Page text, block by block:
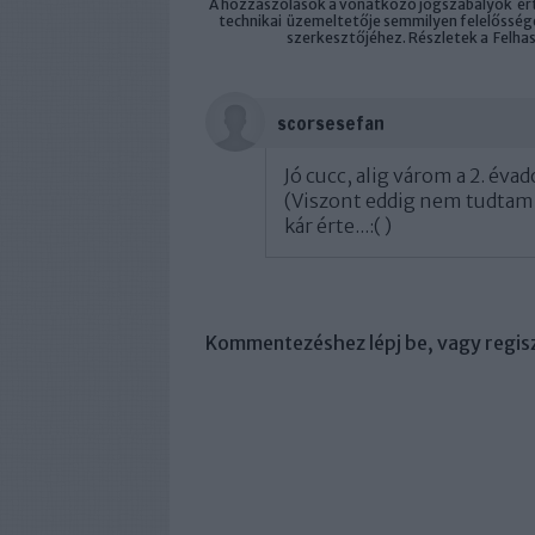
A hozzászólások a vonatkozó jogszabályok
technikai üzemeltetője semmilyen
szerkesztőjéhez. Részletek a
scorsesefan
Jó cucc, alig várom a 2.
(Viszont eddig nem
kár érte...:( )
Kommentezéshez lépj be, vagy